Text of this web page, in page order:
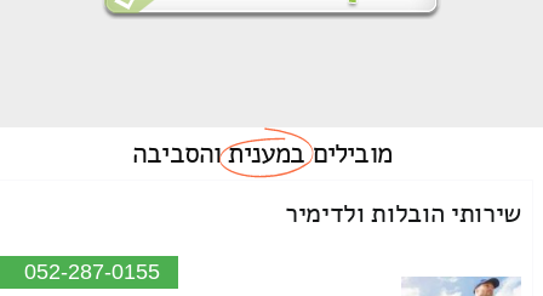
מוביליםבמעניתוהסביבה
שירותי הובלות ולדימיר
052-287-0155